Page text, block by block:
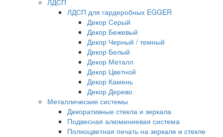
ЛДСП для гардеробных EGGER
Декор Серый
Декор Бежевый
Декор Черный / темный
Декор Белый
Декор Металл
Декор Цветной
Декор Камень
Декор Дерево
Металлические системы
Декоративные стекла и зеркала
Подвесная алюминиевая система
Полноцветная печать на зеркале и стекле